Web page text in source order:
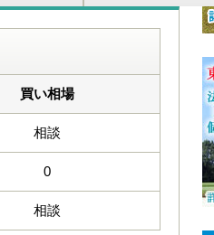
買い相場
相談
0
相談